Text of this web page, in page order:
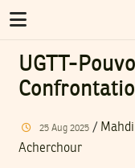
UGTT-
25 Aug 2025/
Acherchour